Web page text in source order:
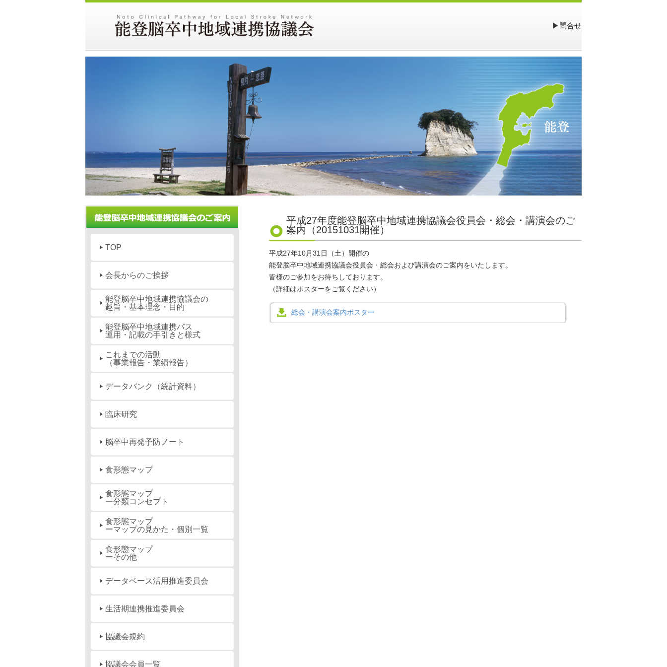
▶問合せ
TOP
会長からのご挨拶
能登脳卒中地域連携協議会の
趣旨・基本理念・目的
能登脳卒中地域連携パス
運用・記載の手引きと様式
これまでの活動
（事業報告・業績報告）
データバンク（統計資料）
臨床研究
脳卒中再発予防ノート
食形態マップ
食形態マップ
ー分類コンセプト
食形態マップ
ーマップの見かた・個別一覧
食形態マップ
ーその他
データベース活用推進委員会
生活期連携推進委員会
協議会規約
協議会会員一覧
平成27年度能登脳卒中地域連携協議会役員会・総会・講演会のご
案内（20151031開催）
平成27年10月31日（土）開催の
能登脳卒中地域連携協議会役員会・総会および講演会のご案内をいたします。
皆様のご参加をお待ちしております。
（詳細はポスターをご覧ください）
総会・講演会案内ポスター